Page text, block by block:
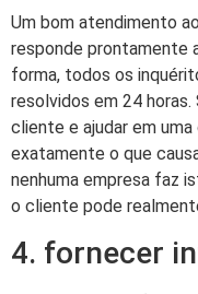
Um bom atendimento
responde prontamente
forma, todos os
resolvidos em 24 horas.
cliente e ajudar em
exatamente o que
nenhuma empresa faz
o cliente pode
4. fornecer